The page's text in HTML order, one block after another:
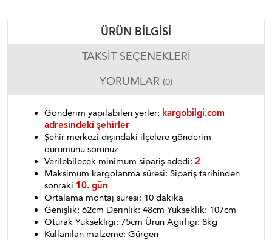
ÜRÜN BILGISI
TAKSIT SEÇENEKLERI
YORUMLAR (0)
Gönderim yapılabilen yerler: kargobilgi.com
adresindeki şehirler
Şehir merkezi dışındaki ilçelere gönderim
durumunu sorunuz
Verilebilecek minimum sipariş adedi: 2
Maksimum kargolanma süresi: Sipariş tarihinden
sonraki 10. gün
Ortalama montaj süresi: 10 dakika
Genişlik: 62cm Derinlik: 48cm Yükseklik: 107cm
Oturak Yüksekliği: 75cm Ürün Ağırlığı: 8kg
Kullanılan malzeme: Gürgen